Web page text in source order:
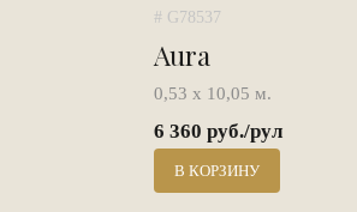
# G78537
Aura
0,53 х 10,05 м.
6 360 руб./рул
В КОРЗИНУ